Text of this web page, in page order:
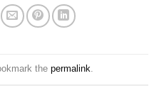
the permalink.